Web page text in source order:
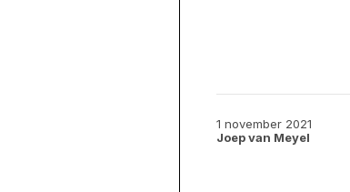
1 november 2021
Joep van Meyel